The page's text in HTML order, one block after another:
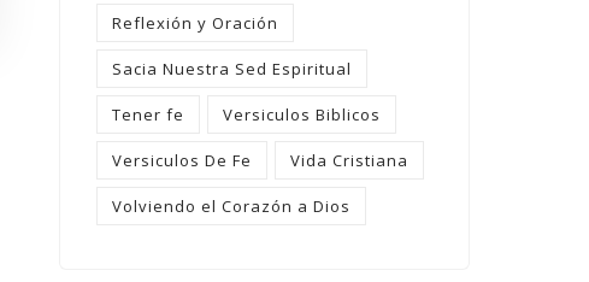
Reflexión y Oración
Sacia Nuestra Sed Espiritual
Tener fe Versiculos Biblicos
Versiculos De Fe Vida Cristiana
Volviendo el Corazón a Dios